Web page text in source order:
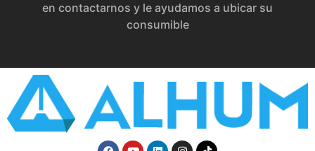
en contactarnos y le ayudamos a ubicar su
consumible